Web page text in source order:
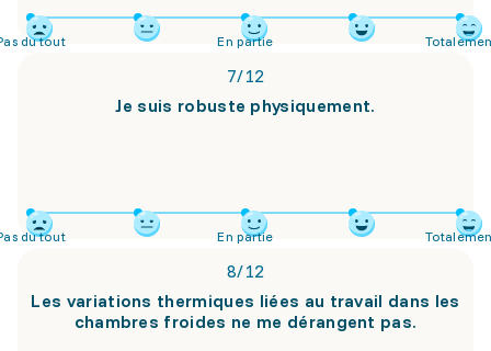
du tout En partie
7/12
Je suis robuste physiquement.
du tout En partie
8/12
Les variations thermiques liées au travail dans les
chambres froides ne me dérangent pas.